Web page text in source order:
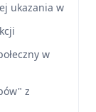
ukazania w
w
z